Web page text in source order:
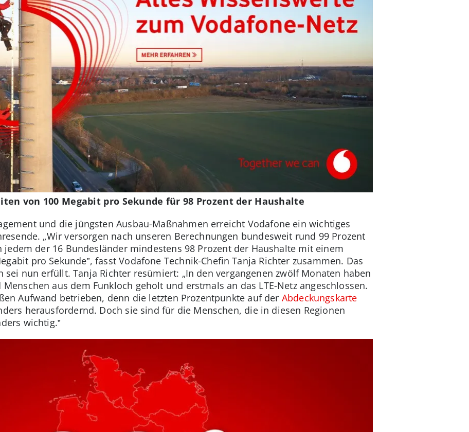
von 100 Megabit pro Sekunde für 98 Prozent der Haushalte
und die jüngsten Ausbau-Maßnahmen erreicht Vodafone ein wichtiges
„Wir versorgen nach unseren Berechnungen bundesweit rund 99 Prozent
jedem der 16 Bundesländer mindestens 98 Prozent der Haushalte mit einem
pro Sekunde‟, fasst Vodafone Technik-Chefin Tanja Richter zusammen. Das
sei nun erfüllt. Tanja Richter resümiert: „In den vergangenen zwölf Monaten haben
aus dem Funkloch geholt und erstmals an das LTE-Netz angeschlossen.
Aufwand betrieben, denn die letzten Prozentpunkte auf der Abdeckungskarte
herausfordernd. Doch sie sind für die Menschen, die in diesen Regionen
wichtig.‟